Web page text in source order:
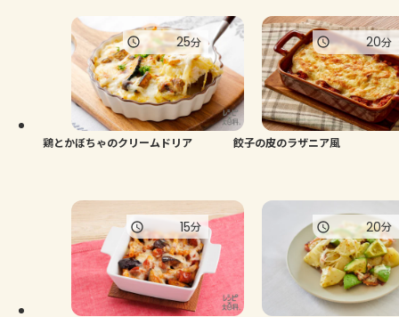
鶏とかぼちゃのクリームドリア
25分
餃子の皮のラザニア風
20分
15分 20分